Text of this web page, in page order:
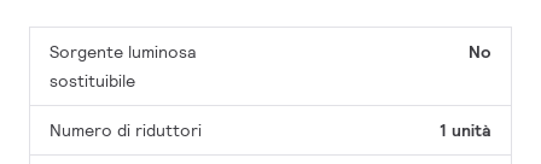
Sorgente luminosa
sostituibile
No
Numero di riduttori 1 unità